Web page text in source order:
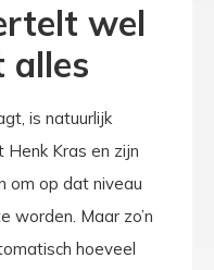
wel
alles
is natuurlijk
Kras en zijn
om op dat niveau
worden. Maar zo’n
hoeveel